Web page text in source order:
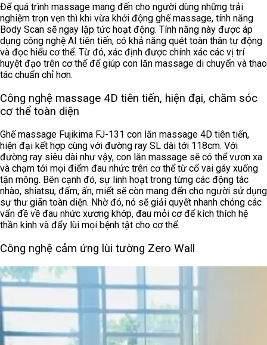
Để quá trình massage mang đến cho người dùng những trải
nghiệm trọn vẹn thì khi vừa khởi động ghế massage, tính năng
Body Scan sẽ ngay lập tức hoạt động. Tính năng này được áp
dụng công nghệ AI tiên tiến, có khả năng quét toàn thân tự động
và đọc hiểu cơ thể. Từ đó, xác định được chính xác các vị trí
huyệt đạo trên cơ thể để giúp con lăn massage di chuyển và thao
tác chuẩn chỉ hơn.
Công nghệ massage 4D tiên tiến, hiện đại, chăm sóc
cơ thể toàn diện
Ghế massage Fujikima FJ-131 con lăn massage 4D tiên tiến,
hiện đại kết hợp cùng với đường ray SL dài tới 118cm. Với
đường ray siêu dài như vậy, con lăn massage sẽ có thể vươn xa
và chạm tới mọi điểm đau nhức trên cơ thể từ cổ vai gáy xuống
tận mông. Bên cạnh đó, sự linh hoạt trong từng các động tác
nhào, shiatsu, đấm, ấn, miết sẽ còn mang đến cho người sử dụng
sự thư giãn toàn diện. Nhờ đó, nó sẽ giải quyết nhanh chóng các
vấn đề về đau nhức xương khớp, đau mỏi cơ để kích thích hệ
thần kinh và đẩy lùi mọi bệnh tật cho cơ thể.
Công nghệ cảm ứng lùi tường Zero Wall